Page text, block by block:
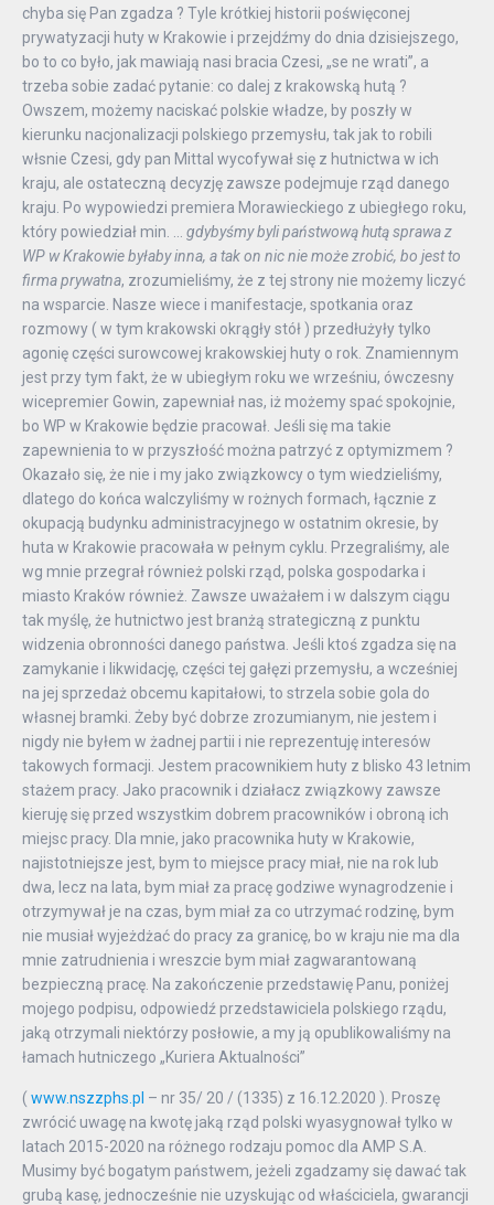
chyba się Pan zgadza ? Tyle krótkiej historii poświęconej
prywatyzacji huty w Krakowie i przejdźmy do dnia dzisiejszego,
bo to co było, jak mawiają nasi bracia Czesi, „se ne wrati”, a
trzeba sobie zadać pytanie: co dalej z krakowską hutą ?
Owszem, możemy naciskać polskie władze, by poszły w
kierunku nacjonalizacji polskiego przemysłu, tak jak to robili
włsnie Czesi, gdy pan Mittal wycofywał się z hutnictwa w ich
kraju, ale ostateczną decyzję zawsze podejmuje rząd danego
kraju. Po wypowiedzi premiera Morawieckiego z ubiegłego roku,
który powiedział min. … gdybyśmy byli państwową hutą sprawa z
WP w Krakowie byłaby inna, a tak on nic nie może zrobić, bo jest to
firma prywatna, zrozumieliśmy, że z tej strony nie możemy liczyć
na wsparcie. Nasze wiece i manifestacje, spotkania oraz
rozmowy ( w tym krakowski okrągły stół ) przedłużyły tylko
agonię części surowcowej krakowskiej huty o rok. Znamiennym
jest przy tym fakt, że w ubiegłym roku we wrześniu, ówczesny
wicepremier Gowin, zapewniał nas, iż możemy spać spokojnie,
bo WP w Krakowie będzie pracował. Jeśli się ma takie
zapewnienia to w przyszłość można patrzyć z optymizmem ?
Okazało się, że nie i my jako związkowcy o tym wiedzieliśmy,
dlatego do końca walczyliśmy w rożnych formach, łącznie z
okupacją budynku administracyjnego w ostatnim okresie, by
huta w Krakowie pracowała w pełnym cyklu. Przegraliśmy, ale
wg mnie przegrał również polski rząd, polska gospodarka i
miasto Kraków również. Zawsze uważałem i w dalszym ciągu
tak myślę, że hutnictwo jest branżą strategiczną z punktu
widzenia obronności danego państwa. Jeśli ktoś zgadza się na
zamykanie i likwidację, części tej gałęzi przemysłu, a wcześniej
na jej sprzedaż obcemu kapitałowi, to strzela sobie gola do
własnej bramki. Żeby być dobrze zrozumianym, nie jestem i
nigdy nie byłem w żadnej partii i nie reprezentuję interesów
takowych formacji. Jestem pracownikiem huty z blisko 43 letnim
stażem pracy. Jako pracownik i działacz związkowy zawsze
kieruję się przed wszystkim dobrem pracowników i obroną ich
miejsc pracy. Dla mnie, jako pracownika huty w Krakowie,
najistotniejsze jest, bym to miejsce pracy miał, nie na rok lub
dwa, lecz na lata, bym miał za pracę godziwe wynagrodzenie i
otrzymywał je na czas, bym miał za co utrzymać rodzinę, bym
nie musiał wyjeżdżać do pracy za granicę, bo w kraju nie ma dla
mnie zatrudnienia i wreszcie bym miał zagwarantowaną
bezpieczną pracę. Na zakończenie przedstawię Panu, poniżej
mojego podpisu, odpowiedź przedstawiciela polskiego rządu,
jaką otrzymali niektórzy posłowie, a my ją opublikowaliśmy na
łamach hutniczego „Kuriera Aktualności”
( www.nszzphs.pl – nr 35/ 20 / (1335) z 16.12.2020 ). Proszę
zwrócić uwagę na kwotę jaką rząd polski wyasygnował tylko w
latach 2015-2020 na różnego rodzaju pomoc dla AMP S.A.
Musimy być bogatym państwem, jeżeli zgadzamy się dawać tak
grubą kasę, jednocześnie nie uzyskując od właściciela, gwarancji